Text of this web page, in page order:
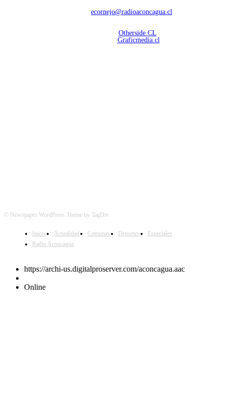
ecornejo@radioaconcagua.cl
Otherside CL
Graficmedia.cl
© Newspaper WordPress Theme by TagDiv
Inicio Actualidad Comunas Deportes
Especiales
Radio Aconcagua
https://archi-us.digitalproserver.com/aconcagua.aac
Online